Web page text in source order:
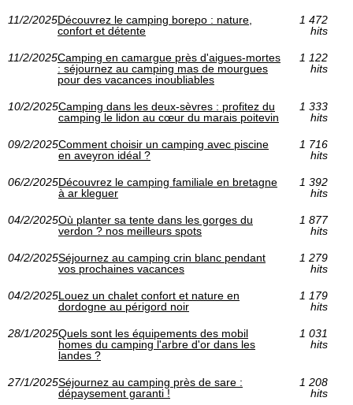
11/2/2025Découvrez le camping borepo : nature,
confort et détente
1 472
hits
11/2/2025Camping en camargue près d'aigues-mortes
: séjournez au camping mas de mourgues
pour des vacances inoubliables
1 122
hits
10/2/2025Camping dans les deux-sèvres : profitez du
camping le lidon au cœur du marais poitevin
1 333
hits
09/2/2025Comment choisir un camping avec piscine
en aveyron idéal ?
1 716
hits
06/2/2025Découvrez le camping familiale en bretagne
à ar kleguer
1 392
hits
04/2/2025Où planter sa tente dans les gorges du
verdon ? nos meilleurs spots
1 877
hits
04/2/2025Séjournez au camping crin blanc pendant
vos prochaines vacances
1 279
hits
04/2/2025Louez un chalet confort et nature en
dordogne au périgord noir
1 179
hits
28/1/2025Quels sont les équipements des mobil
homes du camping l'arbre d'or dans les
landes ?
1 031
hits
27/1/2025Séjournez au camping près de sare :
dépaysement garanti !
1 208
hits